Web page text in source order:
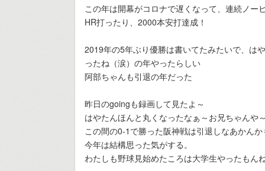
この年は開幕がコロナで遅くなって、連続ノー
HR打ったり、2000本安打達成！
2019年の5年ぶり優勝は書いてたみたいで、は
ったね（涙）の年やったらしい
阿部ちゃんも引退の年だった
昨日のgoingも録画して見たよ～
はやたんほんと丸くなったなぁ～お兄ちゃんや
この間の0-1で勝った阪神戦は引退しなあかん
今年は結構思った気がする。
わたしも野球見始めたころは大学生やったもん